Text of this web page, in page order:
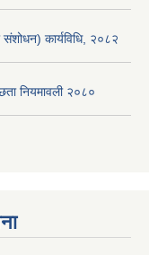
कार्यविधि, २०८२
नियमावली २०८०